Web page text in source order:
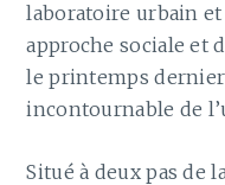
laboratoire urbain et
approche sociale et
le printemps
incontournable de
Situé à deux pas de